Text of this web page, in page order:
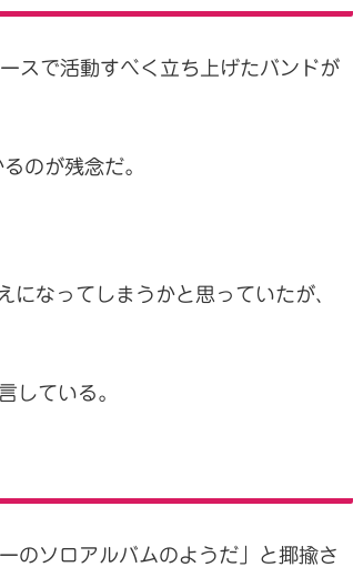
スで活動すべく立ち上げたバンドが
のが残念だ。
なってしまうかと思っていたが、
している。
ソロアルバムのようだ」と揶揄さ